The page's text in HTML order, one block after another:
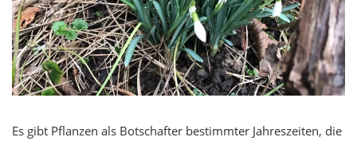
Es gibt Pflanzen als Botschafter bestimmter Jahreszeiten, die